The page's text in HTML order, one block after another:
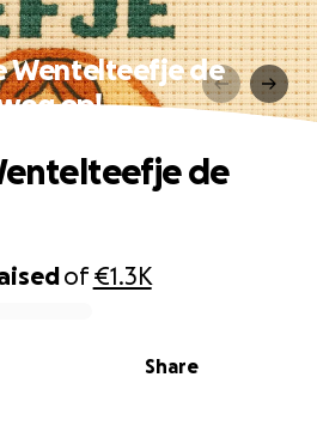
Wentelteefje de
op!
of€1.3K
Share
de